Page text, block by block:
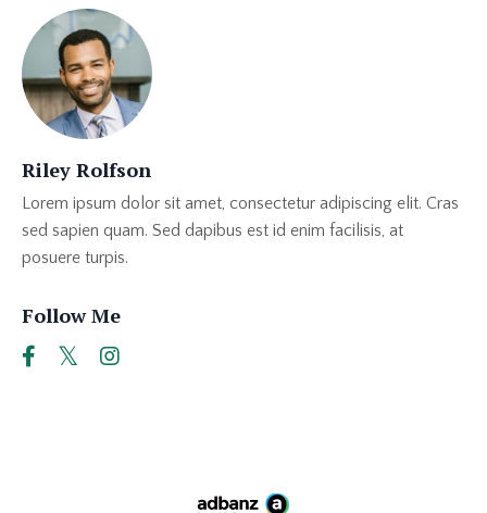
Riley Rolfson
Lorem ipsum dolor sit amet, consectetur adipiscing elit. Cras
sed sapien quam. Sed dapibus est id enim facilisis, at
posuere turpis.
Follow Me